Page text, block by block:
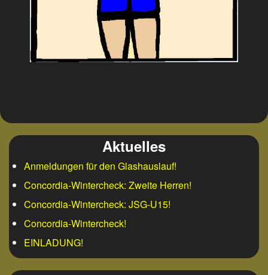
Aktuelles
Anmeldungen für den Glashauslauf!
Concordia-Wintercheck: Zweite Herren!
Concordia-Wintercheck: JSG-U15!
Concordia-Wintercheck!
EINLADUNG!